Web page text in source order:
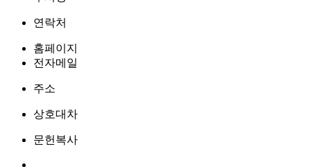
연락처
홈페이지
전자메일
주소
상호대차
문헌복사